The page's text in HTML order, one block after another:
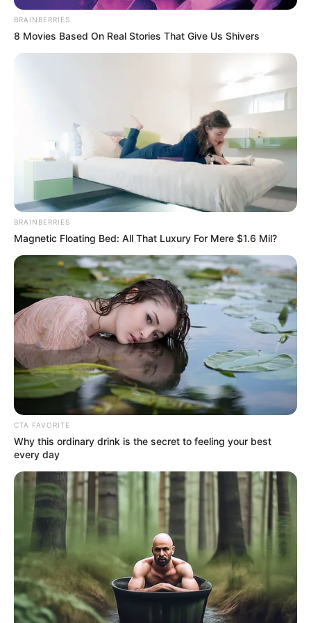
fogok tenni sorjában szépen. El fog menni egy
csomó időm ezzel, de hátha történik valami
BRAINBERRIES
8 Movies Based On Real Stories That Give Us Shivers
BRAINBERRIES
Magnetic Floating Bed: All That Luxury For Mere $1.6 Mil?
CTA FAVORITE
Why this ordinary drink is the secret to feeling your best
every day